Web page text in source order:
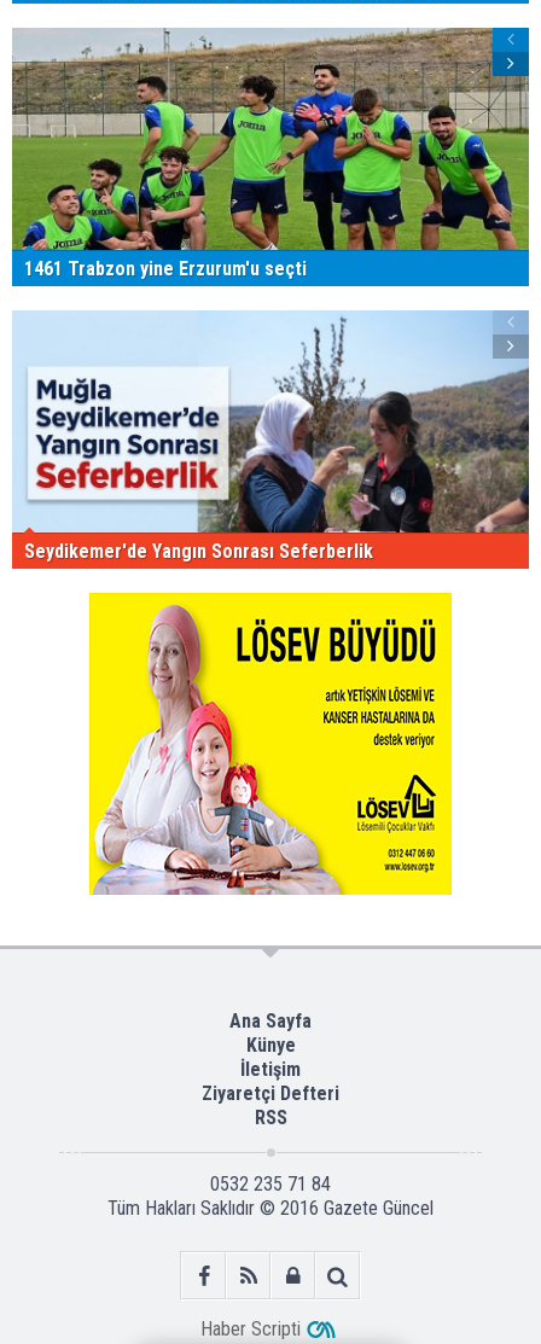
1461 Trabzon yine Erzurum'u seçti
Seydikemer'de Yangın Sonrası Seferberlik
Ana Sayfa
Künye
İletişim
Ziyaretçi Defteri
RSS
0532 235 71 84
Tüm Hakları Saklıdır © 2016 Gazete Güncel
Haber Scripti